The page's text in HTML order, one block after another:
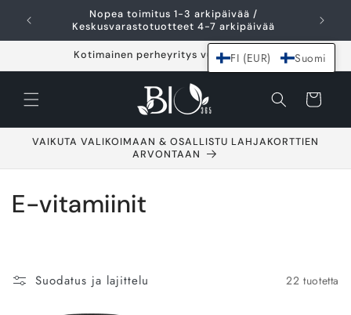
sisältöön
Nopea toimitus 1-3 arkipäivää /
Keskusvarastotuotteet 4-7 arkipäivää
Kotimainen perheyritys vuodesta 2021
Ostoskori
VAIKUTA VALIKOIMAAN & OSALLISTU LAHJAKORTTIEN
ARVONTAAN
K
E-vitamiinit
Suodatus ja lajittelu 22 tuotetta
FI (EUR) Suomi